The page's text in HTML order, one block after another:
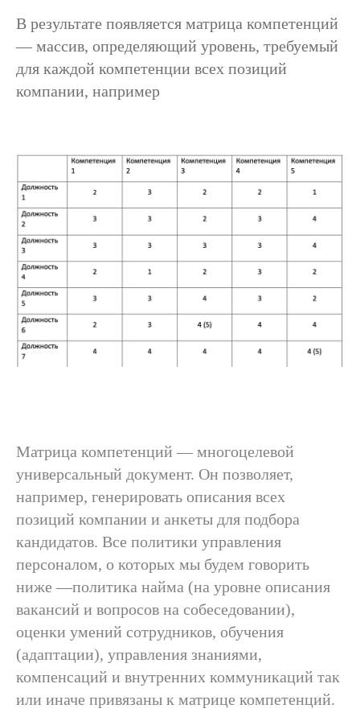
В результате появляется матрица компетенций
— массив, определяющий уровень, требуемый
для каждой компетенции всех позиций
компании, например
Матрица компетенций — многоцелевой
универсальный документ. Он позволяет,
например, генерировать описания всех
позиций компании и анкеты для подбора
кандидатов. Все политики управления
персоналом, о которых мы будем говорить
ниже —политика найма (на уровне описания
вакансий и вопросов на собеседовании),
оценки умений сотрудников, обучения
(адаптации), управления знаниями,
компенсаций и внутренних коммуникаций так
или иначе привязаны к матрице компетенций.